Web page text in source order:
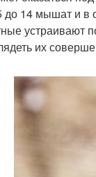
14 мышат и в
устраивают
их